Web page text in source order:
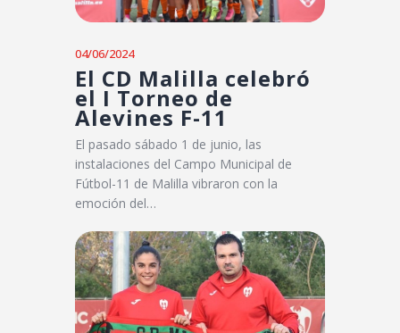
04/06/2024
El CD Malilla celebró
el I Torneo de
Alevines F-11
El pasado sábado 1 de junio, las
instalaciones del Campo Municipal de
Fútbol-11 de Malilla vibraron con la
emoción del…